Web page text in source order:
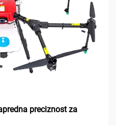
preciznost za